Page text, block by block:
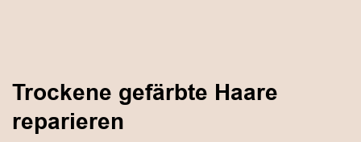
Trockene gefärbte Haare
reparieren